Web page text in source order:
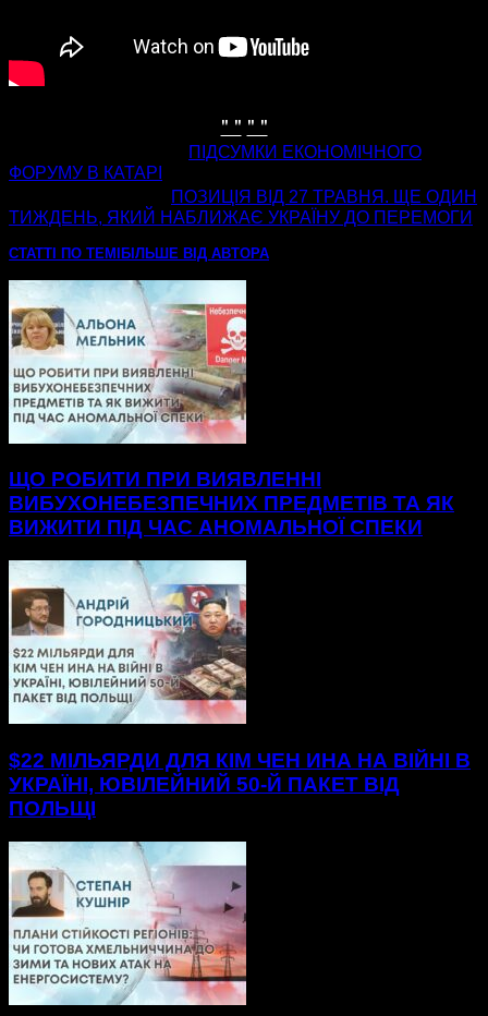
" " " "
ПІДСУМКИ ЕКОНОМІЧНОГО
ФОРУМУ В КАТАРІ
ПОЗИЦІЯ ВІД 27 ТРАВНЯ. ЩЕ ОДИН
ТИЖДЕНЬ, ЯКИЙ НАБЛИЖАЄ УКРАЇНУ ДО ПЕРЕМОГИ
СТАТТІ ПО ТЕМІ БІЛЬШЕ ВІД АВТОРА
ЩО РОБИТИ ПРИ ВИЯВЛЕННІ
ВИБУХОНЕБЕЗПЕЧНИХ ПРЕДМЕТІВ ТА ЯК
ВИЖИТИ ПІД ЧАС АНОМАЛЬНОЇ СПЕКИ
$22 МІЛЬЯРДИ ДЛЯ КІМ ЧЕН ИНА НА ВІЙНІ В
УКРАЇНІ, ЮВІЛЕЙНИЙ 50-Й ПАКЕТ ВІД
ПОЛЬЩІ